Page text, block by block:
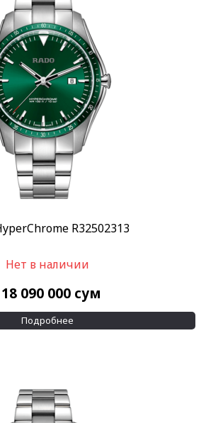
R32502313
Нет в наличии
18 090 000 сум
Подробнее